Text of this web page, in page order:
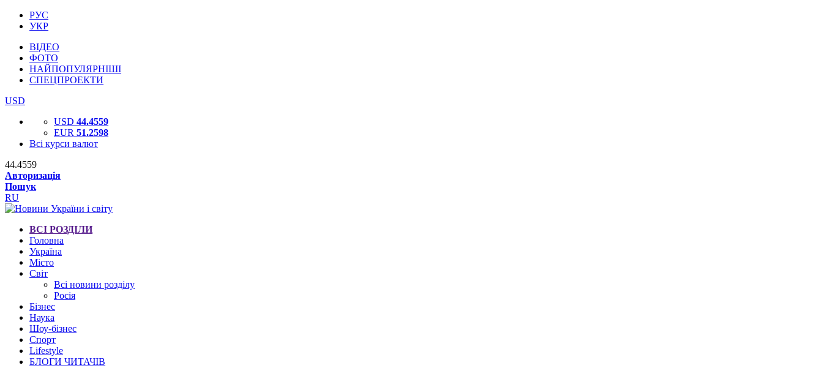
РУС
УКР
ВІДЕО
ФОТО
НАЙПОПУЛЯРНІШІ
СПЕЦПРОЕКТИ
USD
USD 44.4559
EUR 51.2598
Всі курси валют
44.4559
Авторизація
Пошук
RU
ВСІ РОЗДІЛИ
Головна
Україна
Місто
Світ
Всі новини розділу
Росія
Бізнес
Наука
Шоу-бізнес
Спорт
Lifestyle
БЛОГИ ЧИТАЧІВ